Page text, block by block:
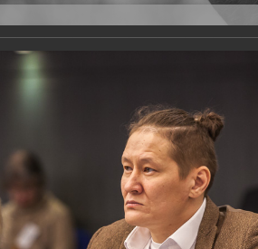
Задать вопрос
Деятельность Базы данных
страна - доступная среда"